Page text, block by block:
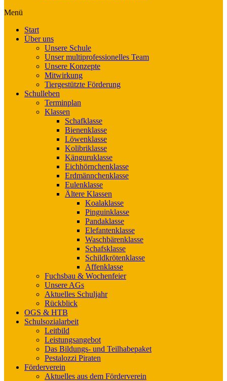
Menü
Start
Über uns
Unsere Schule
Unser multiprofessionelles Team
Unsere Konzepte
Mitwirkung
Tiergestützte Förderung
Schulleben
Terminplan
Klassen
Schafklasse
Bienenklasse
Löwenklasse
Kolibriklasse
Känguruklasse
Eichhörnchenklasse
Erdmännchenklasse
Eulenklasse
Ältere Klassen
Koalaklasse
Pinguinklasse
Pandaklasse
Elefantenklasse
Waschbärenklasse
Schafsklasse
Schildkrötenklasse
Affenklasse
Fuchsbau & Wochenfeier
Unsere AGs
Aktuelles Schuljahr
Rückblick
OGS & HTB
Schulsozialarbeit
Leitbild
Leistungsangebot
Das Bildungs- und Teilhabepaket
Pestalozzi Piraten
Förderverein
Aktuelles aus dem Förderverein